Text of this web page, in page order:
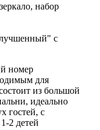
набор
с
номер
для
из большой
идеально
гостей, с
2 детей